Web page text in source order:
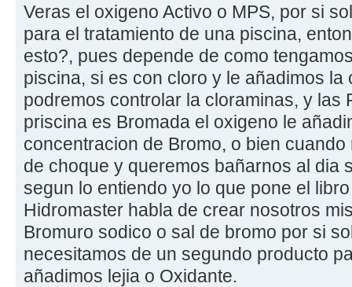
Veras el oxigeno Activo o MPS, por si
para el tratamiento de una piscina,
esto?, pues depende de como
piscina, si es con cloro y le añadimos la
podremos controlar la cloraminas, y las
priscina es Bromada el oxigeno le
concentracion de Bromo, o bien
de choque y queremos bañarnos al dia
segun lo entiendo yo lo que pone el
Hidromaster habla de crear nosotros
Bromuro sodico o sal de bromo por si
necesitamos de un segundo producto
añadimos lejia o Oxidante.